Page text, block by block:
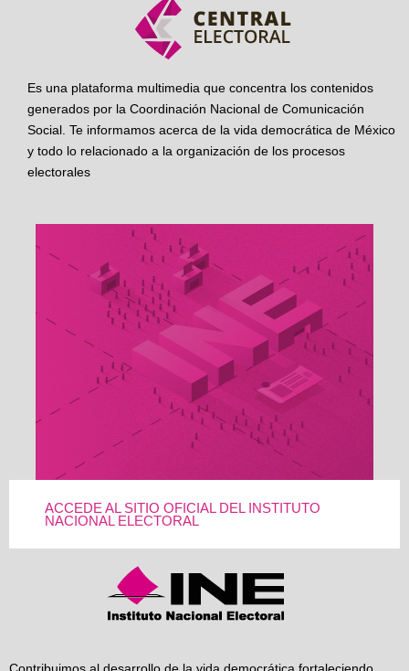
Es una plataforma multimedia que concentra los contenidos
generados por la Coordinación Nacional de Comunicación
Social. Te informamos acerca de la vida democrática de México
y todo lo relacionado a la organización de los procesos
electorales
ACCEDE AL SITIO OFICIAL DEL INSTITUTO
NACIONAL ELECTORAL